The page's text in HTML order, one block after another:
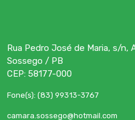
Rua Pedro José de Maria, s/n,
Sossego / PB
CEP: 58177-000
Fone(s): (83) 99313-3767
camara.sossego@hotmail.com